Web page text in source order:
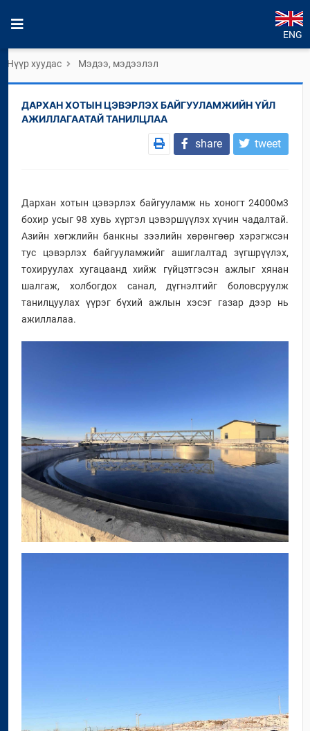
ENG
Нүүр хуудас Мэдээ, мэдээлэл
ДАРХАН ХОТЫН ЦЭВЭРЛЭХ БАЙГУУЛАМЖИЙН ҮЙЛ
АЖИЛЛАГААТАЙ ТАНИЛЦЛАА
share tweet
Дархан хотын цэвэрлэх байгууламж нь хоногт 24000м3
бохир усыг 98 хувь хүртэл цэвэршүүлэх хүчин чадалтай.
Азийн хөгжлийн банкны зээлийн хөрөнгөөр хэрэгжсэн
тус цэвэрлэх байгууламжийг ашиглалтад зүгшрүүлэх,
тохируулах хугацаанд хийж гүйцэтгэсэн ажлыг хянан
шалгаж, холбогдох санал, дүгнэлтийг боловсруулж
танилцуулах үүрэг бүхий ажлын хэсэг газар дээр нь
ажиллалаа.